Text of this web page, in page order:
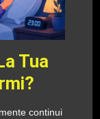
Tua
continui